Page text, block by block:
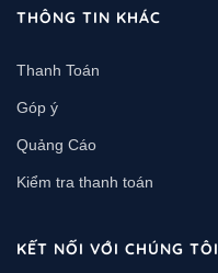
THÔNG TIN KHÁC
Thanh Toán
Góp ý
Quảng Cáo
Kiểm tra thanh toán
KẾT NỐI VỚI CHÚNG TÔI